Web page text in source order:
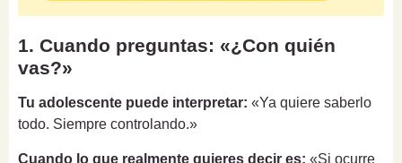
1. Cuando preguntas: «¿Con quién
vas?»
Tu adolescente puede interpretar: «Ya quiere saberlo
todo. Siempre controlando.»
Cuando lo que realmente quieres decir es: «Si ocurre